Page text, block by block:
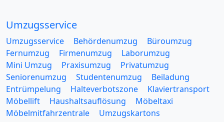
Umzugsservice
Umzugsservice Behördenumzug
Büroumzug
Fernumzug
Firmenumzug
Laborumzug
Mini Umzug
Praxisumzug
Privatumzug
Seniorenumzug
Studentenumzug
Beiladung
Entrümpelung
Halteverbotszone
Klaviertransport
Möbellift
Haushaltsauflösung
Möbeltaxi
Möbelmitfahrzentrale
Umzugskartons